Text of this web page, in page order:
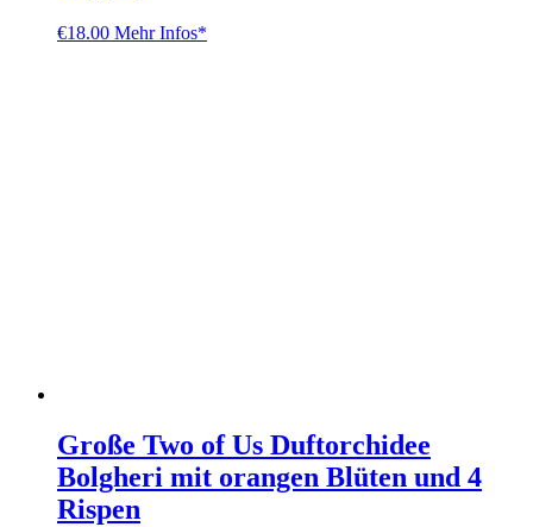
€18.00 Mehr Infos*
Große Two of Us Duftorchidee
Bolgheri mit orangen Blüten und 4
Rispen